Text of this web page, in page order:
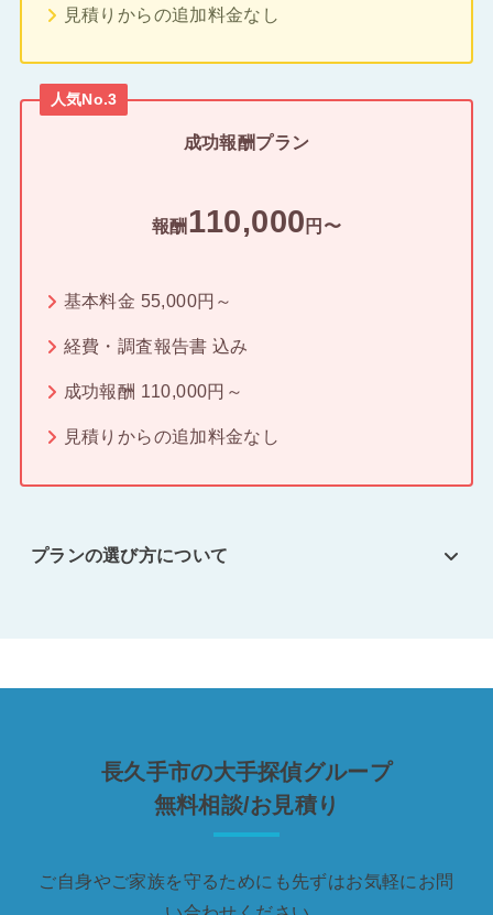
見積りからの追加料金なし
人気No.3
成功報酬プラン
報酬 110,000 円〜
基本料金 55,000円～
経費・調査報告書 込み
成功報酬 110,000円～
見積りからの追加料金なし
プランの選び方について
長久手市の大手探偵グループ
無料相談/お見積り
ご自身やご家族を守るためにも先ずはお気軽にお問